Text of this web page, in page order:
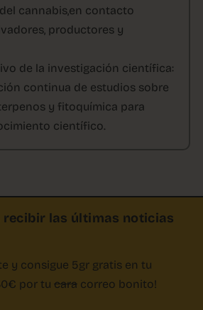
cannabis,en contacto
productores y
de la investigación científica:
continua de estudios sobre
y fitoquímica para
científico.
las últimas noticias
y consigue 5gr gratis en tu
por tu cara correo bonito!